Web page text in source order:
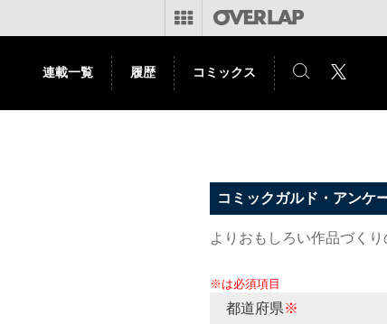
連載一覧 履歴 コミックス
コミックガルド・アンケ
よりおもしろい作品づく
※は必須項目
都道府県※